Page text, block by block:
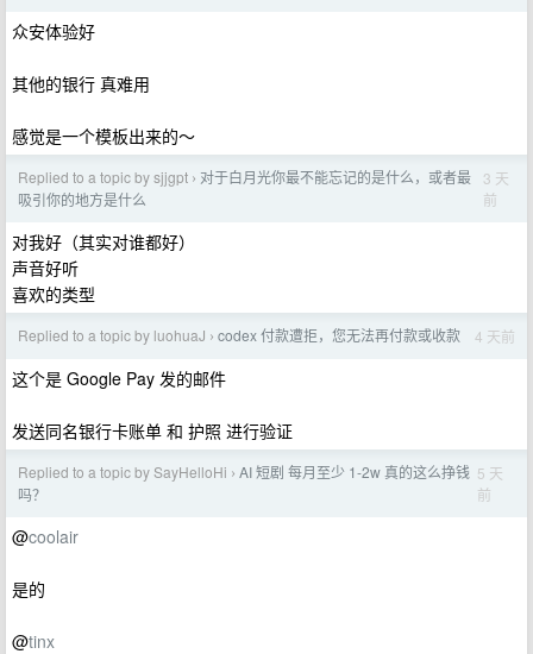
众安体验好
其他的银行 真难用
感觉是一个模板出来的～
Replied to a topic by sjjgpt › 对于白月光你最不能忘记的是什么，或者最
吸引你的地方是什么
3 天
前
对我好（其实对谁都好）
声音好听
喜欢的类型
Replied to a topic by luohuaJ › codex 付款遭拒，您无法再付款或收款 4 天前
这个是 Google Pay 发的邮件
发送同名银行卡账单 和 护照 进行验证
Replied to a topic by SayHelloHi › AI 短剧 每月至少 1-2w 真的这么挣钱
吗？
5 天
前
@coolair
是的
@tinx